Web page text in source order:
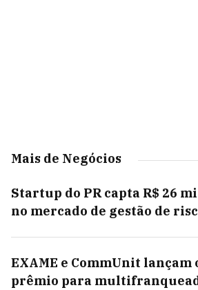
Mais de Negócios
Startup do PR capta R$ 26
no mercado de gestão de
EXAME e CommUnit
prêmio para